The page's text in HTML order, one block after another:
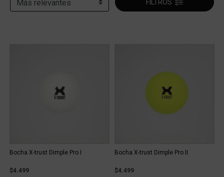
FILTROS
Bocha X-trust Dimple Pro I
$4.499
Bocha X-trust Dimple Pro II
$4.499